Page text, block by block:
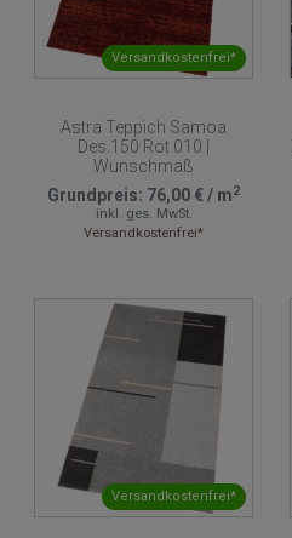
Versandkostenfrei*
Astra Teppich Samoa
Des.150 Rot 010 |
Wunschmaß
Grundpreis: 76,00 €/ m2
inkl. ges. MwSt.
Versandkostenfrei*
Versandkostenfrei*